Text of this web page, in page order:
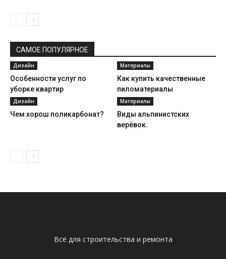
САМОЕ ПОПУЛЯРНОЕ
Дизайн
Особенности услуг по
уборке квартир
Материалы
Как купить качественные
пиломатериалы
Дизайн
Чем хорош поликарбонат?
Материалы
Виды альпинистских
верёвок.
Всё для строительства и ремонта